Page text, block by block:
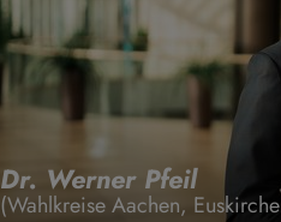
Dr. Werner Pfeil
(Wahlkreise Aachen,